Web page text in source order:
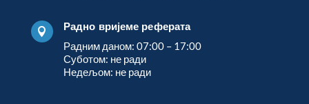

Радно вријеме реферата
Радним даном: 07:00 – 17:00
Суботом: не ради
Недељом: не ради